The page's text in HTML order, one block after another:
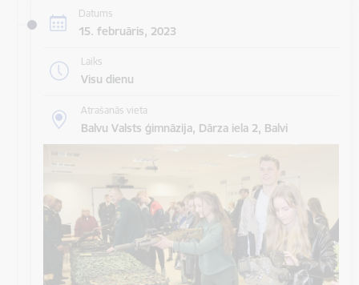
Datums
15. februāris, 2023
Laiks
Visu dienu
Atrašanās vieta
Balvu Valsts ģimnāzija, Dārza iela 2, Balvi